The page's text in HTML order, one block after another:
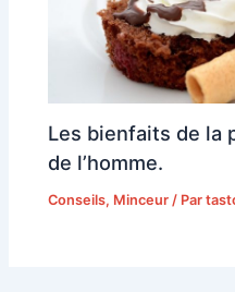
Les bienfaits de la
de l’homme.
Conseils, Minceur / Par